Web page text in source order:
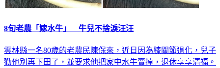
8旬老農「嫁水牛」 牛兒不捨淚汪汪
雲林縣一名80歲的老農民陳保來，近日因為膝關節退化，兒子
勸他別再下田了，並要求他把家中水牛賣掉，退休享享清福。